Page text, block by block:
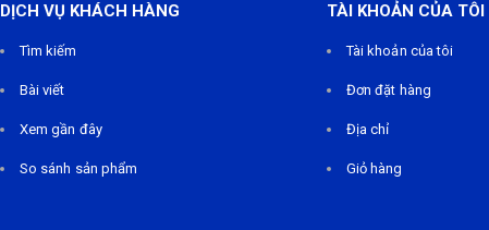
DỊCH VỤ KHÁCH HÀNG
Tìm kiếm
Bài viết
Xem gần đây
So sánh sản phẩm
TÀI KHOẢN CỦA TÔI
Tài khoản của tôi
Đơn đặt hàng
Địa chỉ
Giỏ hàng